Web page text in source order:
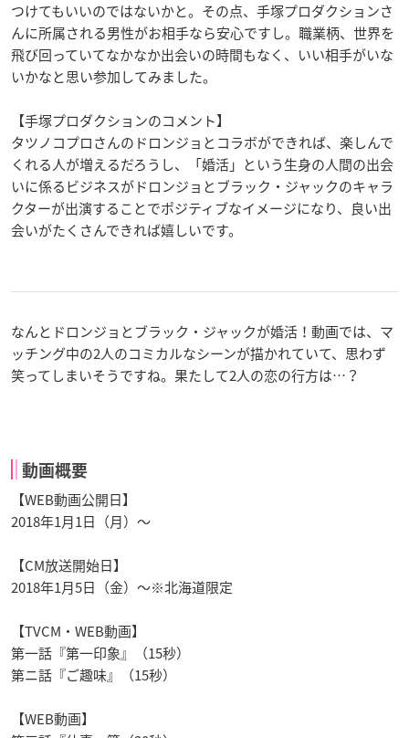
つけてもいいのではないかと。その点、手塚プロダクションさ
んに所属される男性がお相手なら安心ですし。職業柄、世界を
飛び回っていてなかなか出会いの時間もなく、いい相手がいな
いかなと思い参加してみました。
【手塚プロダクションのコメント】
タツノコプロさんのドロンジョとコラボができれば、楽しんで
くれる人が増えるだろうし、「婚活」という生身の人間の出会
いに係るビジネスがドロンジョとブラック・ジャックのキャラ
クターが出演することでポジティブなイメージになり、良い出
会いがたくさんできれば嬉しいです。
なんとドロンジョとブラック・ジャックが婚活！動画では、マ
ッチング中の2人のコミカルなシーンが描かれていて、思わず
笑ってしまいそうですね。果たして2人の恋の行方は…？
動画概要
【WEB動画公開日】
2018年1月1日（月）〜
【CM放送開始日】
2018年1月5日（金）〜※北海道限定
【TVCM・WEB動画】
第一話『第一印象』（15秒）
第ニ話『ご趣味』（15秒）
【WEB動画】